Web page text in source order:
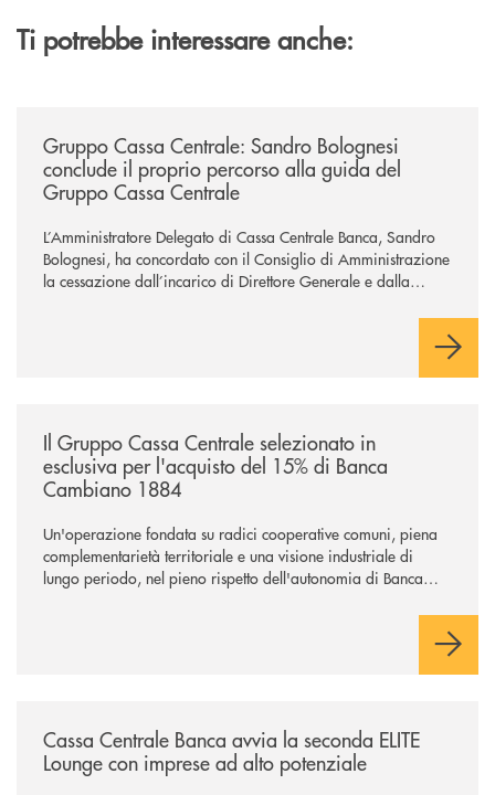
Ti potrebbe interessare anche:
Gruppo Cassa Centrale: Sandro Bolognesi
conclude il proprio percorso alla guida del
Gruppo Cassa Centrale
L’Amministratore Delegato di Cassa Centrale Banca, Sandro
Bolognesi, ha concordato con il Consiglio di Amministrazione
la cessazione dall’incarico di Direttore Generale e dalla
Il Gruppo, sotto la guida dell’Amministratore Delegato, e con
Il Gruppo Cassa Centrale selezionato in
esclusiva per l'acquisto del 15% di Banca
Cambiano 1884
Un'operazione fondata su radici cooperative comuni, piena
complementarietà territoriale e una visione industriale di
lungo periodo, nel pieno rispetto dell'autonomia di Banca
negoziazione esclusiva per la finalizzazione dell’operazione.
Cassa Centrale Banca avvia la seconda ELITE
Lounge con imprese ad alto potenziale